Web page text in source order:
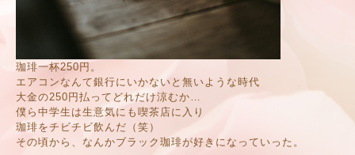
珈琲一杯250円。
エアコンなんて銀行にいかないと無いような時代
大金の250円払ってどれだけ涼むか…
僕ら中学生は生意気にも喫茶店に入り
珈琲をチビチビ飲んだ（笑）
その頃から、なんかブラック珈琲が好きになっていった。